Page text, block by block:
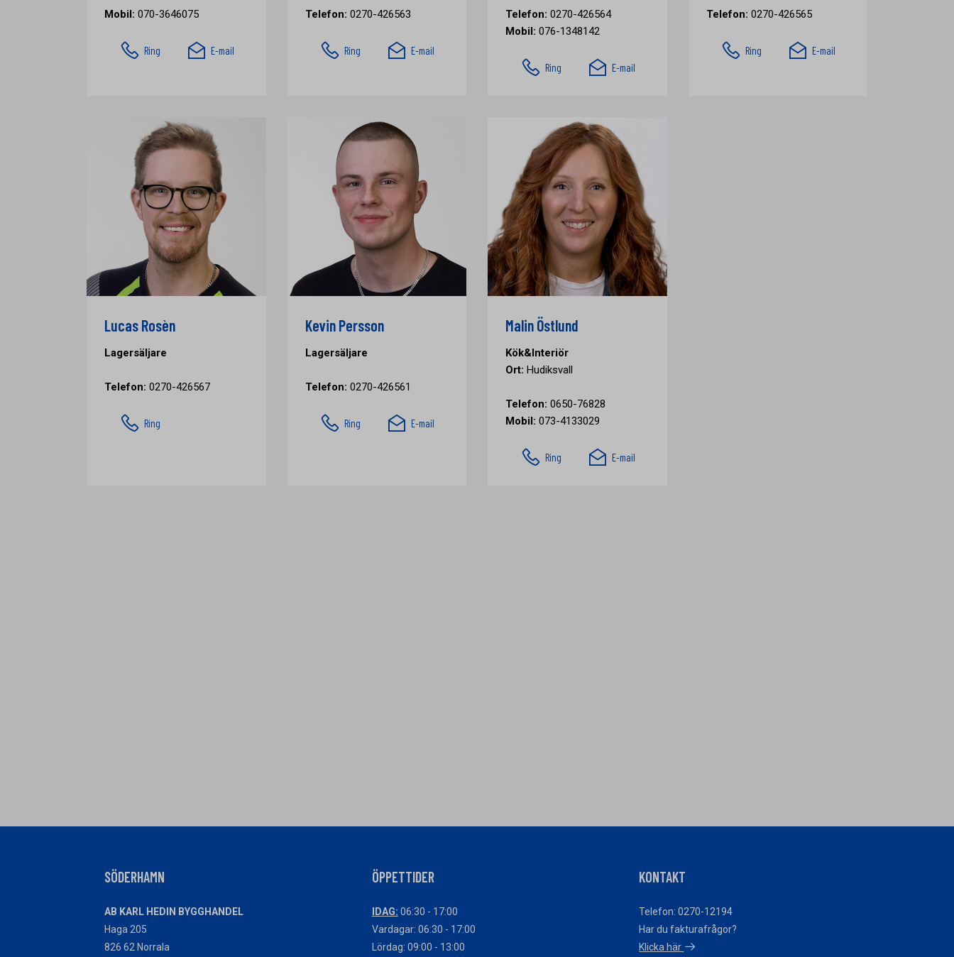
Mobil: 070-3646075
Ring E-mail
Telefon: 0270-426563
Ring E-mail
Telefon: 0270-426564
Mobil: 076-1348142
Ring E-mail
Telefon: 0270-426565
Ring E-mail
Lucas Rosèn
Lagersäljare
Telefon: 0270-426567
Ring
Kevin Persson
Lagersäljare
Telefon: 0270-426561
Ring E-mail
Malin Östlund
Kök&Interiör
Ort: Hudiksvall
Telefon: 0650-76828
Mobil: 073-4133029
Ring E-mail
SÖDERHAMN
AB KARL HEDIN BYGGHANDEL
Haga 205
826 62 Norrala
ÖPPETTIDER
IDAG: 06:30 - 17:00
Vardagar: 06:30 - 17:00
Lördag: 09:00 - 13:00
KONTAKT
Telefon: 0270-12194
Har du fakturafrågor?
Klicka här